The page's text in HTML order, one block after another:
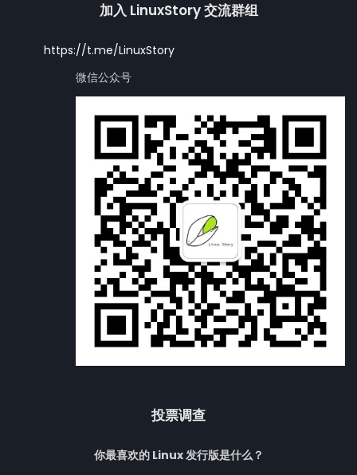
加入 LinuxStory 交流群组
https://t.me/LinuxStory
微信公众号
投票调查
你最喜欢的 Linux 发行版是什么？